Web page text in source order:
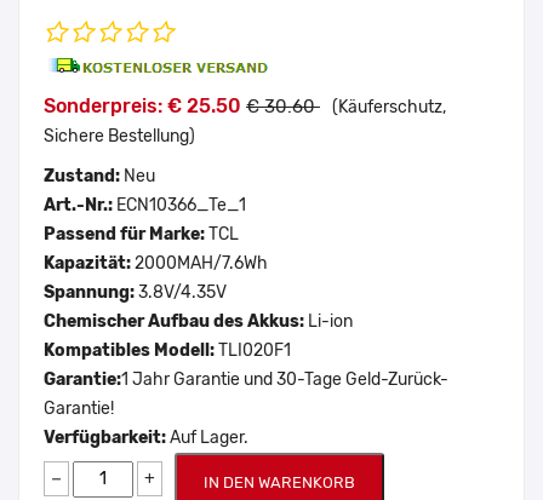
Sonderpreis: € 25.50 € 30.60 (Käuferschutz,
Sichere Bestellung)
Zustand: Neu
Art.-Nr.: ECN10366_Te_1
Passend für Marke:TCL
Kapazität:2000MAH/7.6Wh
Spannung:3.8V/4.35V
Chemischer Aufbau des Akkus: Li-ion
Kompatibles Modell:TLI020F1
Garantie:1 Jahr Garantie und 30-Tage Geld-Zurück-
Garantie!
Verfügbarkeit:Auf Lager.
− + IN DEN WARENKORB